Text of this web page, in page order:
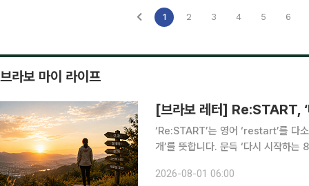
1 2 3 4 5 6
브라보 마이 라이프
[브라보 레터] Re:START, ‘
‘Re:START’는 영어 ‘restart’를 다
개’를 뜻합니다. 문득 ‘다시 시작하는 8
의 중간 혹은 계절의 경계에 선 지금
2026-08-01 06:00